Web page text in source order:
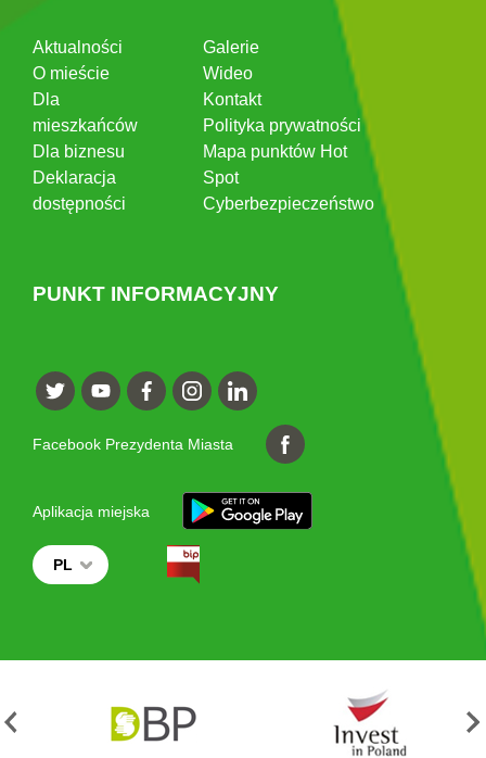
Aktualności
O mieście
Dla
mieszkańców
Dla biznesu
Deklaracja
dostępności
Galerie
Wideo
Kontakt
Polityka prywatności
Mapa punktów Hot
Spot
Cyberbezpieczeństwo
PUNKT INFORMACYJNY
Facebook Prezydenta Miasta
Aplikacja miejska
PL